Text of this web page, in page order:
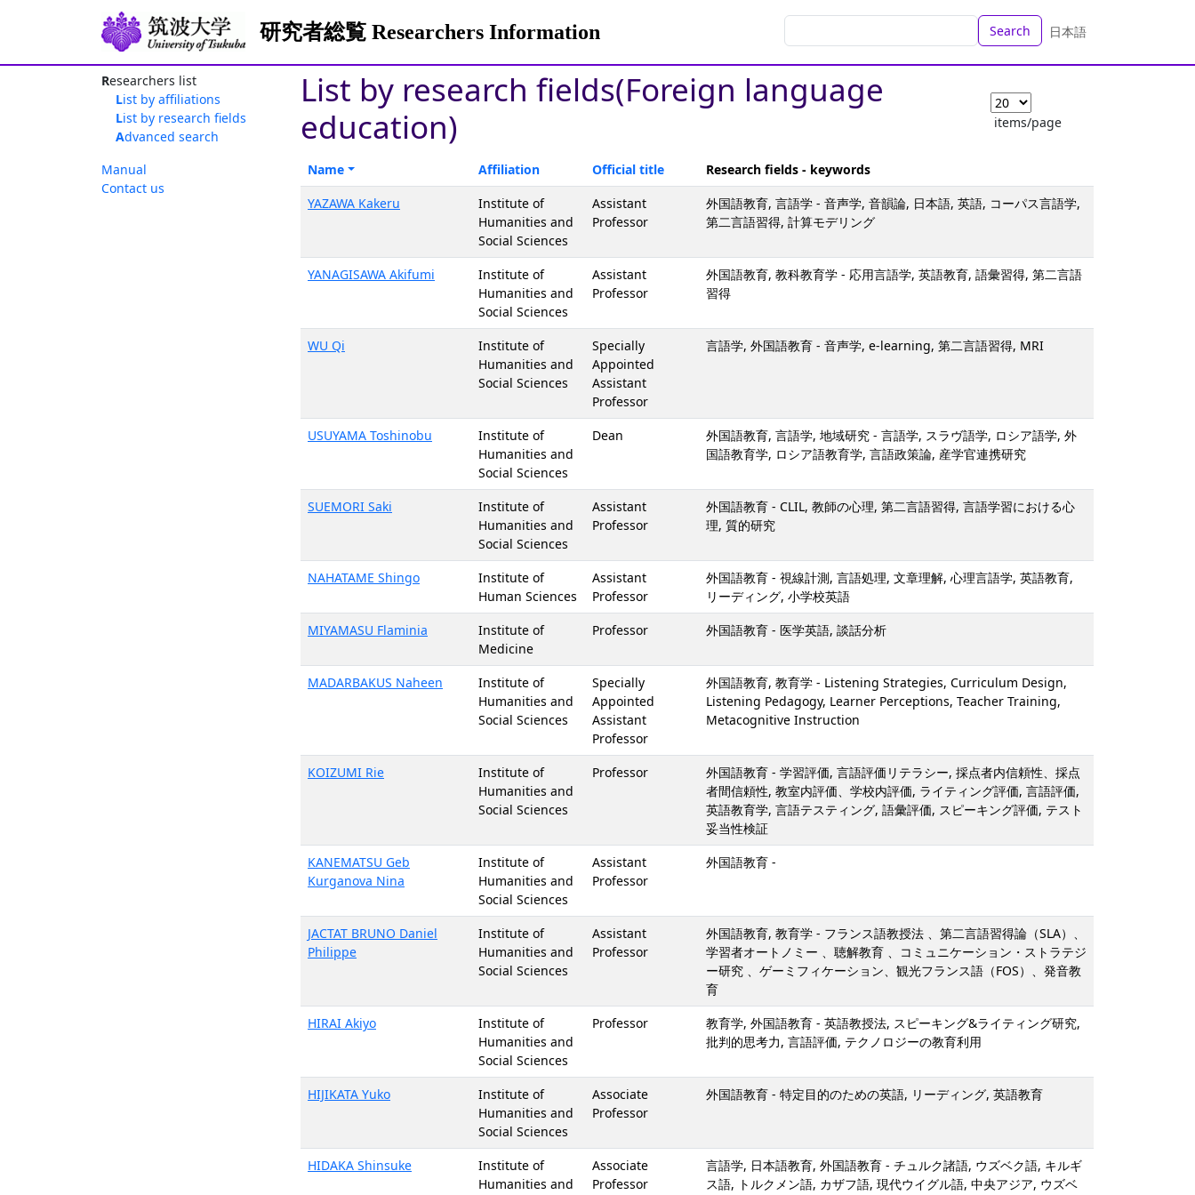
研究者総覧 Researchers Information Search 日本語
Researchers list
List by affiliations
List by research fields
Advanced search
Manual
Contact us
List by research fields(Foreign language
education)
items/page
Name Affiliation Official title
Research fields - keywords
YAZAWA Kakeru
Institute of
Humanities and
Social Sciences
Assistant
Professor
外国語教育, 言語学 - 音声学, 音韻論, 日本語, 英語, コーパス言語学,
第二言語習得, 計算モデリング
YANAGISAWA Akifumi
Institute of
Humanities and
Social Sciences
Assistant
Professor
外国語教育, 教科教育学 - 応用言語学, 英語教育, 語彙習得, 第二言語
習得
WU Qi
Institute of
Humanities and
Social Sciences
Specially
Appointed
Assistant
Professor
言語学, 外国語教育 - 音声学, e-learning, 第二言語習得, MRI
USUYAMA Toshinobu
Institute of
Humanities and
Social Sciences
Dean
外国語教育, 言語学, 地域研究 - 言語学, スラヴ語学, ロシア語学, 外
国語教育学, ロシア語教育学, 言語政策論, 産学官連携研究
SUEMORI Saki
Institute of
Humanities and
Social Sciences
Assistant
Professor
外国語教育 - CLIL, 教師の心理, 第二言語習得, 言語学習における心
理, 質的研究
NAHATAME Shingo
Institute of
Human Sciences
Assistant
Professor
外国語教育 - 視線計測, 言語処理, 文章理解, 心理言語学, 英語教育,
リーディング, 小学校英語
MIYAMASU Flaminia
Institute of
Medicine
Professor 外国語教育 - 医学英語, 談話分析
MADARBAKUS Naheen
Institute of
Humanities and
Social Sciences
Specially
Appointed
Assistant
Professor
外国語教育, 教育学 - Listening Strategies, Curriculum Design,
Listening Pedagogy, Learner Perceptions, Teacher Training,
Metacognitive Instruction
KOIZUMI Rie
Institute of
Humanities and
Social Sciences
Professor
外国語教育 - 学習評価, 言語評価リテラシー, 採点者内信頼性、採点
者間信頼性, 教室内評価、学校内評価, ライティング評価, 言語評価,
英語教育学, 言語テスティング, 語彙評価, スピーキング評価, テスト
妥当性検証
KANEMATSU Geb
Kurganova Nina
Institute of
Humanities and
Social Sciences
Assistant
Professor
外国語教育 -
JACTAT BRUNO Daniel
Philippe
Institute of
Humanities and
Social Sciences
Assistant
Professor
外国語教育, 教育学 - フランス語教授法 、第二言語習得論（SLA）、
学習者オートノミー 、聴解教育 、コミュニケーション・ストラテジ
ー研究 、ゲーミフィケーション、観光フランス語（FOS）、発音教
育
HIRAI Akiyo
Institute of
Humanities and
Social Sciences
Professor
教育学, 外国語教育 - 英語教授法, スピーキング&ライティング研究,
批判的思考力, 言語評価, テクノロジーの教育利用
HIJIKATA Yuko
Institute of
Humanities and
Social Sciences
Associate
Professor
外国語教育 - 特定目的のための英語, リーディング, 英語教育
HIDAKA Shinsuke
Institute of
Humanities and
Associate
Professor
言語学, 日本語教育, 外国語教育 - チュルク諸語, ウズベク語, キルギ
ス語, トルクメン語, カザフ語, 現代ウイグル語, 中央アジア, ウズベ